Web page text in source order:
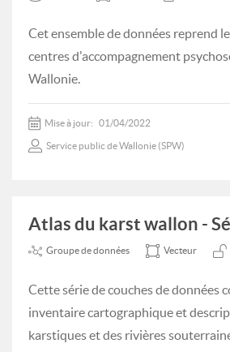
Cet ensemble de données reprend
centres d'accompagnement
Wallonie.
Mise à jour: 01/04/2022
Service public de Wallonie (SPW)
Atlas du karst wallon -
Groupe de données Vecteur
Cette série de couches de données
inventaire cartographique et
karstiques et des rivières